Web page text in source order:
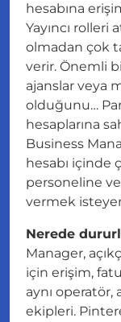
hesabına
Yayıncı rolleri
olmadan çok
verir. Önemli
ajanslar veya
olduğunu…
hesaplarına
Business
hesabı içinde
personeline
vermek
Nerede
Manager,
için erişim,
aynı
ekipleri.